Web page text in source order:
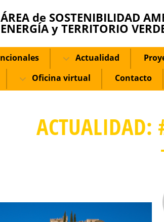
ÁREA de SOSTENIBILIDAD
ENERGÍA y TERRITORIO
Actualidad
Oficina virtual Contacto
ACTUALIDAD: